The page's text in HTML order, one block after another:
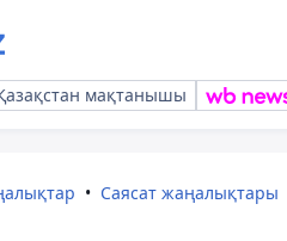
мақтанышы
Саясат жаңалықтары